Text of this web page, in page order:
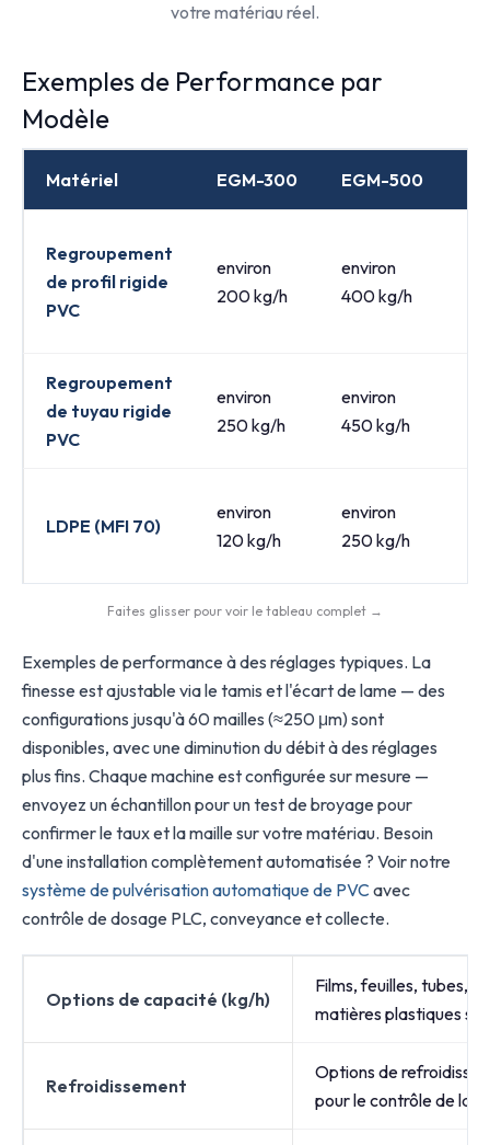
votre matériau réel.
Exemples de Performance par
Modèle
Matériel EGM-300 EGM-500
Regroupement
de profil rigide
PVC
environ
200 kg/h
environ
400 kg/h
Regroupement
de tuyau rigide
PVC
environ
250 kg/h
environ
450 kg/h
LDPE (MFI 70)
environ
120 kg/h
environ
250 kg/h
Faites glisser pour voir le tableau complet →
Exemples de performance à des réglages typiques. La
finesse est ajustable via le tamis et l'écart de lame — des
configurations jusqu'à 60 mailles (≈250 μm) sont
disponibles, avec une diminution du débit à des réglages
plus fins. Chaque machine est configurée sur mesure —
envoyez un échantillon pour un test de broyage pour
confirmer le taux et la maille sur votre matériau. Besoin
d'une installation complètement automatisée ? Voir notre
système de pulvérisation automatique de PVC avec
contrôle de dosage PLC, conveyance et collecte.
Options de capacité (kg/h)
Films, feuilles, tubes,
matières plastiques
Refroidissement
Options de
pour le contrôle de la